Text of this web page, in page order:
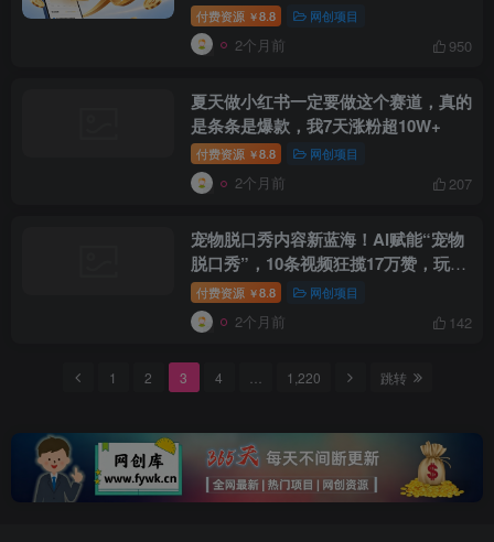
付费资源 ￥8.8 网创项目
2个月前 950
夏天做小红书一定要做这个赛道，真的
是条条是爆款，我7天涨粉超10W+
付费资源 ￥8.8 网创项目
2个月前 207
宠物脱口秀内容新蓝海！AI赋能“宠物
脱口秀”，10条视频狂揽17万赞，玩法
全拆解！
付费资源 ￥8.8 网创项目
2个月前 142
1 2 3 4 1,220 跳转